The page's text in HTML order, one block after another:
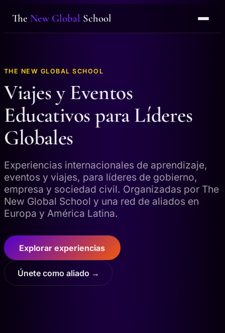
The New Global School
THE NEW GLOBAL SCHOOL
Viajes y Eventos
Educativos para Líderes
Globales
Experiencias internacionales de aprendizaje,
eventos y viajes, para líderes de gobierno,
empresa y sociedad civil. Organizadas por The
New Global School y una red de aliados en
Europa y América Latina.
Explorar experiencias
Únete como aliado →